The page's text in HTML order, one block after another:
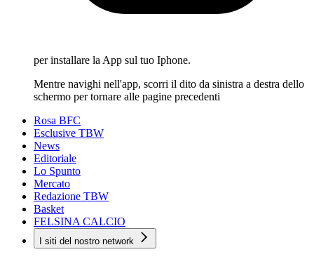
per installare la App sul tuo Iphone.
Mentre navighi nell'app, scorri il dito da sinistra a destra dello
schermo per tornare alle pagine precedenti
Rosa BFC
Esclusive TBW
News
Editoriale
Lo Spunto
Mercato
Redazione TBW
Basket
FELSINA CALCIO
I siti del nostro network